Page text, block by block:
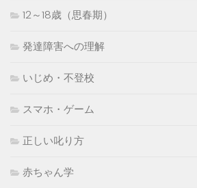
12～18歳（思春期）
発達障害への理解
いじめ・不登校
スマホ・ゲーム
正しい叱り方
赤ちゃん学